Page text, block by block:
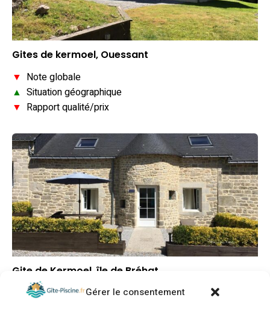
Gérer le consentement
Gites de kermoel, Ouessant
▼ Note globale
▲ Situation géographique
▼ Rapport qualité/prix
Gite de Kermoel, île de Bréhat
Note globale